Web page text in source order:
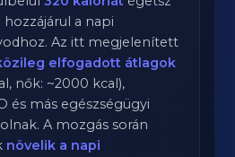
a napi
Az itt megjelenített
elfogadott átlagok
nők: ~2000 kcal),
és más egészségügyi
A mozgás során
növelik a napi